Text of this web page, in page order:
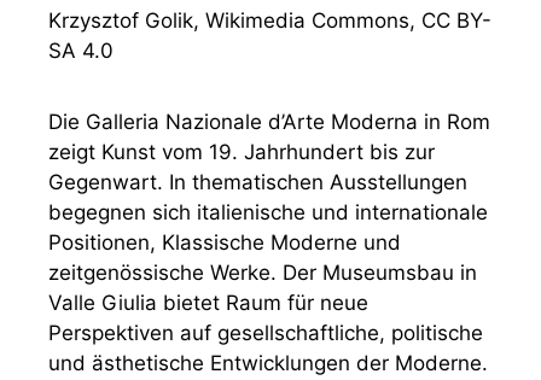
Krzysztof Golik, Wikimedia Commons, CC BY-
SA 4.0
Die Galleria Nazionale d’Arte Moderna in Rom
zeigt Kunst vom 19. Jahrhundert bis zur
Gegenwart. In thematischen Ausstellungen
begegnen sich italienische und internationale
Positionen, Klassische Moderne und
zeitgenössische Werke. Der Museumsbau in
Valle Giulia bietet Raum für neue
Perspektiven auf gesellschaftliche, politische
und ästhetische Entwicklungen der Moderne.